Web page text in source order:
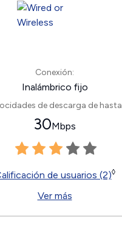
Conexión:
Inalámbrico fijo
de descarga de hasta
30Mbps
de usuarios (2)◊
Ver más